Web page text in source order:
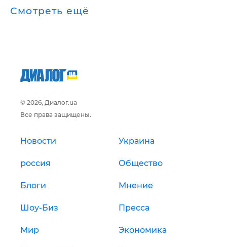
Смотреть ещё
© 2026, Диалог.ua
Все права защищены.
Новости Украина
россия Общество
Блоги Мнение
Шоу-Биз Пресса
Мир Экономика